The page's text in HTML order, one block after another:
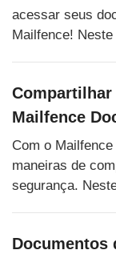
acessar seus
Mailfence!
Mailfence
Com o
maneiras de
segurança.
Documentos